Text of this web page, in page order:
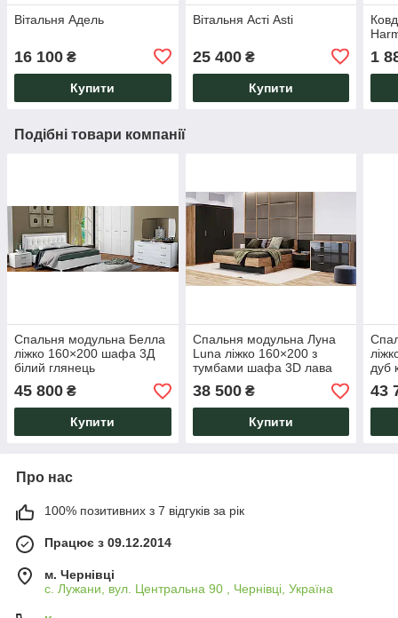
Вітальня Адель
16 100 ₴
Купити
Вітальня Асті Asti
25 400₴
Купити
1
Подібні товари компанії
Спальня модульна Белла
ліжко 160×200 шафа 3Д
білий глянець
45 800 ₴
Купити
Спальня модульна Луна
Luna ліжко 160×200 з
тумбами шафа 3D лава
дуб крафт
38 500₴
Купити
дуб
43
Про нас
100% позитивних з 7 відгуків за рік
Працює з 09.12.2014
м. Чернівці
с. Лужани, вул. Центральна 90 , Чернівці, Україна